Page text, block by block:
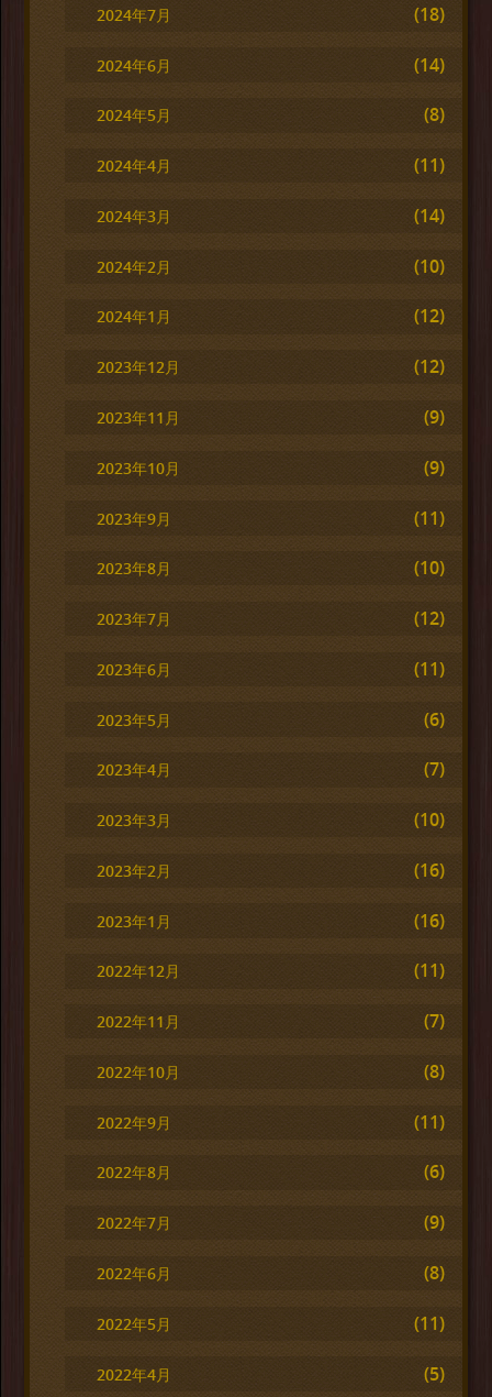
2024年7月 (18)
2024年6月 (14)
2024年5月 (8)
2024年4月 (11)
2024年3月 (14)
2024年2月 (10)
2024年1月 (12)
2023年12月 (12)
2023年11月 (9)
2023年10月 (9)
2023年9月 (11)
2023年8月 (10)
2023年7月 (12)
2023年6月 (11)
2023年5月 (6)
2023年4月 (7)
2023年3月 (10)
2023年2月 (16)
2023年1月 (16)
2022年12月 (11)
2022年11月 (7)
2022年10月 (8)
2022年9月 (11)
2022年8月 (6)
2022年7月 (9)
2022年6月 (8)
2022年5月 (11)
2022年4月 (5)